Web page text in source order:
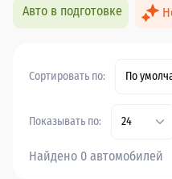
Авто в подготовке
Сортировать по: По
Показывать по: 24
Найдено 0 автомобилей